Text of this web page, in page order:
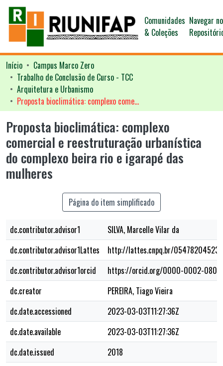
Comunidades
& Coleções
Navegar no
Início
Campus Marco Zero
Trabalho de Conclusão de Curso - TCC
Arquitetura e Urbanismo
Proposta bioclimática: complexo comercial e reestruturação urbanística do complexo beira rio e igarapé das mulheres
Proposta bioclimática: complexo
comercial e reestruturação urbanística
do complexo beira rio e igarapé das
mulheres
Página do item simplificado
dc.contributor.advisor1
SILVA, Marcelle Vilar da
dc.contributor.advisor1Lattes
http://lattes.cnpq.br/
dc.contributor.advisor1orcid
https://orcid.org/0000-0002-
dc.creator
PEREIRA, Tiago Vieira
dc.date.accessioned
2023-03-03T11:27:36Z
dc.date.available
2023-03-03T11:27:36Z
dc.date.issued
2018